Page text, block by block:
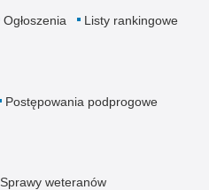
Ogłoszenia
Listy rankingowe
Postępowania podprogowe
Sprawy weteranów